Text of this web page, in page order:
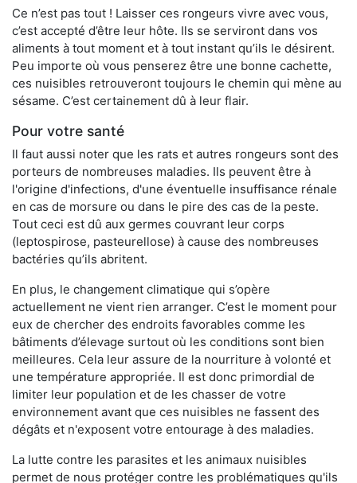
Ce n’est pas tout ! Laisser ces rongeurs vivre avec vous,
c’est accepté d’être leur hôte. Ils se serviront dans vos
aliments à tout moment et à tout instant qu’ils le désirent.
Peu importe où vous penserez être une bonne cachette,
ces nuisibles retrouveront toujours le chemin qui mène au
sésame. C’est certainement dû à leur flair.
Pour votre santé
Il faut aussi noter que les rats et autres rongeurs sont des
porteurs de nombreuses maladies. Ils peuvent être à
l'origine d'infections, d'une éventuelle insuffisance rénale
en cas de morsure ou dans le pire des cas de la peste.
Tout ceci est dû aux germes couvrant leur corps
(leptospirose, pasteurellose) à cause des nombreuses
bactéries qu’ils abritent.
En plus, le changement climatique qui s’opère
actuellement ne vient rien arranger. C’est le moment pour
eux de chercher des endroits favorables comme les
bâtiments d’élevage surtout où les conditions sont bien
meilleures. Cela leur assure de la nourriture à volonté et
une température appropriée. Il est donc primordial de
limiter leur population et de les chasser de votre
environnement avant que ces nuisibles ne fassent des
dégâts et n'exposent votre entourage à des maladies.
La lutte contre les parasites et les animaux nuisibles
permet de nous protéger contre les problématiques qu'ils